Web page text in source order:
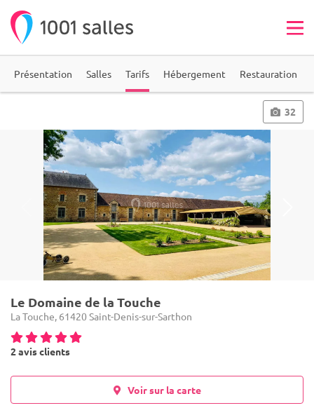
Présentation Salles Tarifs Hébergement Restauration
32
Le Domaine de la Touche
La Touche, 61420 Saint-Denis-sur-Sarthon
2 avis clients
Voir sur la carte